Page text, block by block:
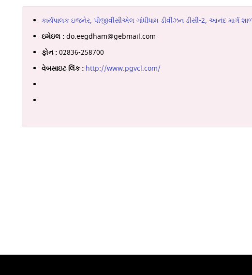
કાર્યપાલક ઇજનેર, પીજીવીસીએલ ગાંધીધામ ડીવીઝન ડીસી-2, આનંદ માર્ગ
ઇમેઇલ :do.eegdham@gebmail.com
ફોન :02836-258700
વેબસાઇટ લિંક : http://www.pgvcl.com/